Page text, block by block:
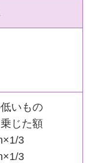
いもの
じた額
3
3